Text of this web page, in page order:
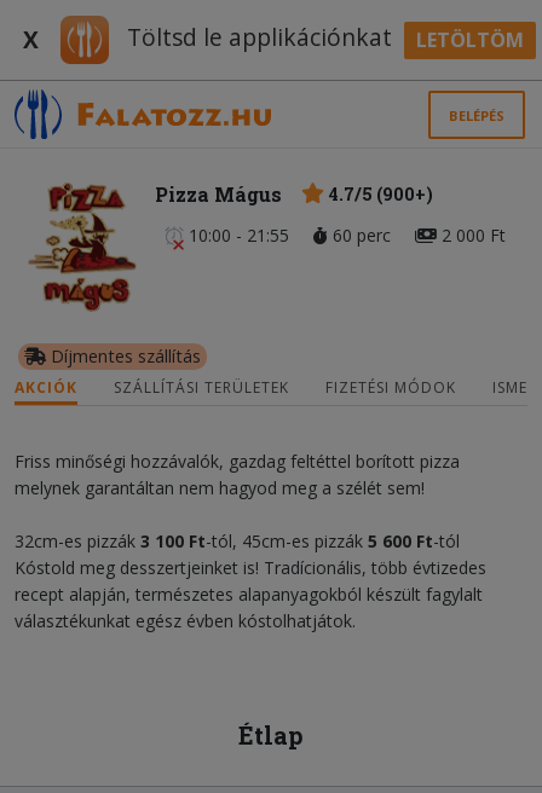
X Töltsd le applikációnkat LETÖLTÖM
BELÉPÉS
Pizza Mágus
4.7/5 (900+)
10:00 - 21:55
60 perc 2 000 Ft
Díjmentes szállítás
AKCIÓK SZÁLLÍTÁSI TERÜLETEK FIZETÉSI MÓDOK
Friss minőségi hozzávalók, gazdag feltéttel borított pizza
melynek garantáltan nem hagyod meg a szélét sem!
32cm-es pizzák 3 100 Ft-tól, 45cm-es pizzák 5 600 Ft-tól
Kóstold meg desszertjeinket is! Tradícionális, több évtizedes
recept alapján, természetes alapanyagokból készült fagylalt
választékunkat egész évben kóstolhatjátok.
Étlap